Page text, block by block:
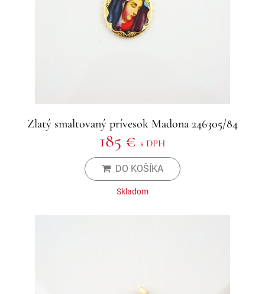
Zlatý smaltovaný prívesok Madona 246305/84
185 € s DPH
DO KOŠÍKA
Skladom